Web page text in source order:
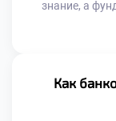
знание, а
взвешенные
клиента, но и
живёт и
Как